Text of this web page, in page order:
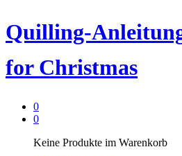
Quilling-
for Christmas
0
0
Keine Produkte im Warenkorb